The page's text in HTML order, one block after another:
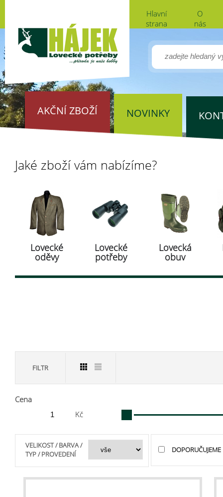
Hlavní
strana
O
nás
AKČNÍ ZBOŽÍ NOVINKY
Jaké zboží vám nabízíme?
Lovecké
oděvy
Lovecké
potřeby
Lovecká
obuv
FILTR
Cena
Kč
VELIKOST / BARVA /
TYP / PROVEDENÍ
DOPORUČUJEME